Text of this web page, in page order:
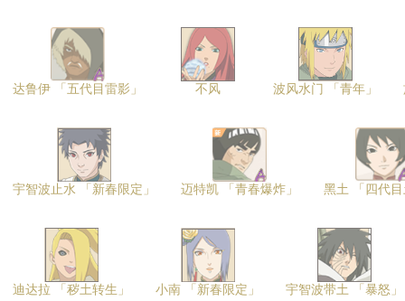
达鲁伊 「五代目雷影」 不风 波风水门 「青年」
宇智波止水 「新春限定」 迈特凯 「青春爆炸」 黑土 「四代
迪达拉 「秽土转生」 小南 「新春限定」 宇智波带土 「暴怒」